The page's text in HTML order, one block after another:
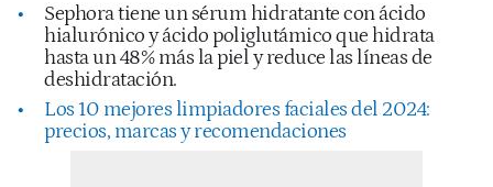
Sephora tiene un sérum hidratante con ácido
hialurónico y ácido poliglutámico que hidrata
hasta un 48% más la piel y reduce las líneas de
deshidratación.
Los 10 mejores limpiadores faciales del 2024:
precios, marcas y recomendaciones